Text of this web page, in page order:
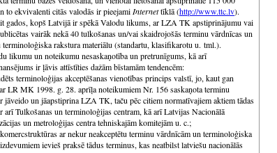
to ekvivalenti citās valodās ir pieejami Internettīklā (http://www.ttc.lv).
gados, kopš Latvijā ir spēkā Valodu likums, ar LZA TK apstiprinājumu vai
vairāk nekā 40 tulkošanas un/vai skaidrojošās terminu vārdnīcas un
terminoloģiska rakstura materiālu (standartu, klasifikarotu u. tml.).
likumu un noteikumu nesaskaņotība un pretrunīgums, kā arī
ir ļāvis attīstīties dažām bīstamām tendencēm:
terminoloģijas akceptēšanas vienotības princips valstī, jo, kaut gan
LR MK 1998. g. 28. aprīļa noteikumiem Nr. 156 saskaņota terminu
jāveido un jāapstiprina LZA TK, taču pēc citiem normatīvajiem aktiem tādas
arī Tulkošanas un terminoloģijas centram, kā arī Latvijas Nacionālā
un metroloģijas centra tehniskajām komitejām u. c.;
ar nekur neakceptētu terminu vārdnīcām un terminoloģiska
ievieš praksē tādus terminus, kas neatbilst latviešu nacionālās